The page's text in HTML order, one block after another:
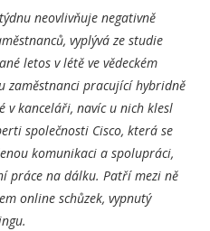
neovlivňuje negativně
vyplývá ze studie
letos v létě ve vědeckém
zaměstnanci pracující hybridně
v kanceláři, navíc u nich klesl
společnosti Cisco, která se
komunikaci a spolupráci,
práce na dálku. Patří mezi ně
online schůzek, vypnutý